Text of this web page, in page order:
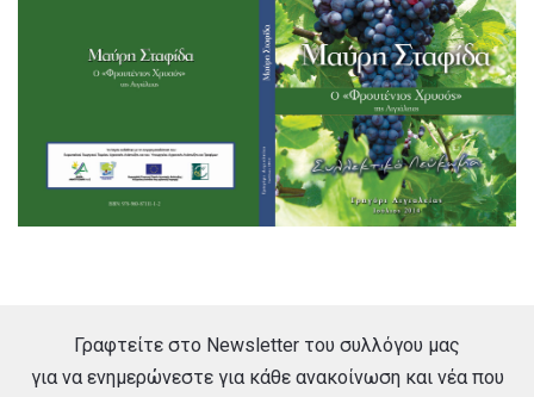
Γραφτείτε στο Newsletter του συλλόγου μας
για να ενημερώνεστε για κάθε ανακοίνωση και νέα που